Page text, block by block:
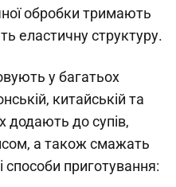
обробки тримають
еластичну структуру.
у багатьох
китайській та
додають до супів,
а також смажать
приготування: